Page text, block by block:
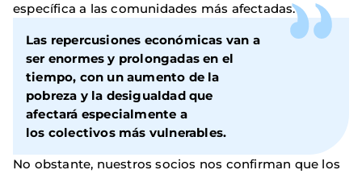
específica a las comunidades más afectadas.
Las repercusiones económicas van a
ser enormes y prolongadas en el
tiempo, con un aumento de la
pobreza y la desigualdad que
afectará especialmente a
los colectivos más vulnerables.
No obstante, nuestros socios nos confirman que los